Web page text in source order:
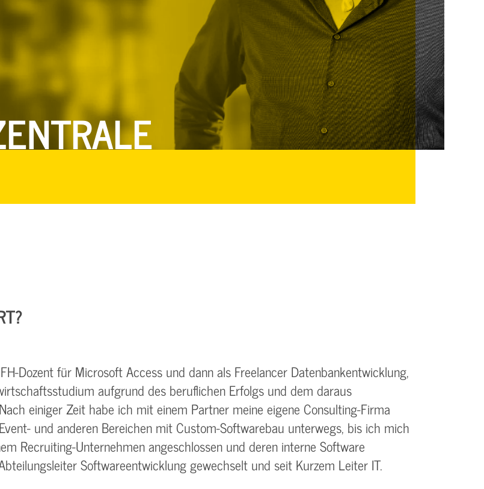
Dozent für Microsoft Access und dann als Freelancer Datenbankentwicklung,
aufgrund des beruflichen Erfolgs und dem daraus
einiger Zeit habe ich mit einem Partner meine eigene Consulting-Firma
und anderen Bereichen mit Custom-Softwarebau unterwegs, bis ich mich
Recruiting-Unternehmen angeschlossen und deren interne Software
Softwareentwicklung gewechselt und seit Kurzem Leiter IT.